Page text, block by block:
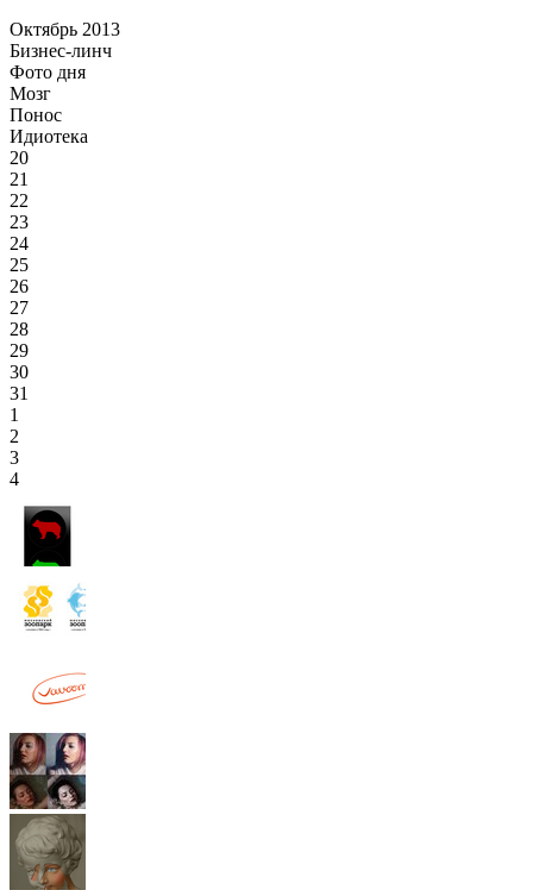
Октябрь 2013
Бизнес-линч
Фото дня
Мозг
Понос
Идиотека
20
21
22
23
24
25
26
27
28
29
30
31
1
2
3
4